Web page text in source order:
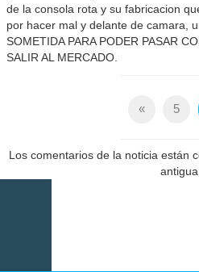
de la consola rota y su fabricacion
por hacer mal y delante de camara,
SOMETIDA PARA PODER PASAR
SALIR AL MERCADO.
« 5
Los comentarios de la noticia están
antigua.